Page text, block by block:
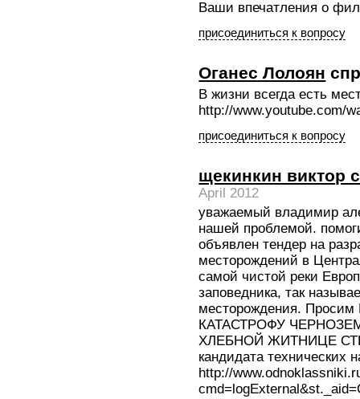
Ваши впечатления о
присоединиться к вопросу
Оганес Лолоян
В жизни всегда есть
http://www.youtube.com/
присоединиться к вопросу
щекинкин виктор
April 2012
уважаемый владимир
нашей проблемой.
объявлен тендер на
месторождений в
самой чистой реки
заповедника, так
месторождения. Просим
КАТАСТРОФУ
ХЛЕБНОЙ ЖИТНИЦЕ
кандидата технических
http://